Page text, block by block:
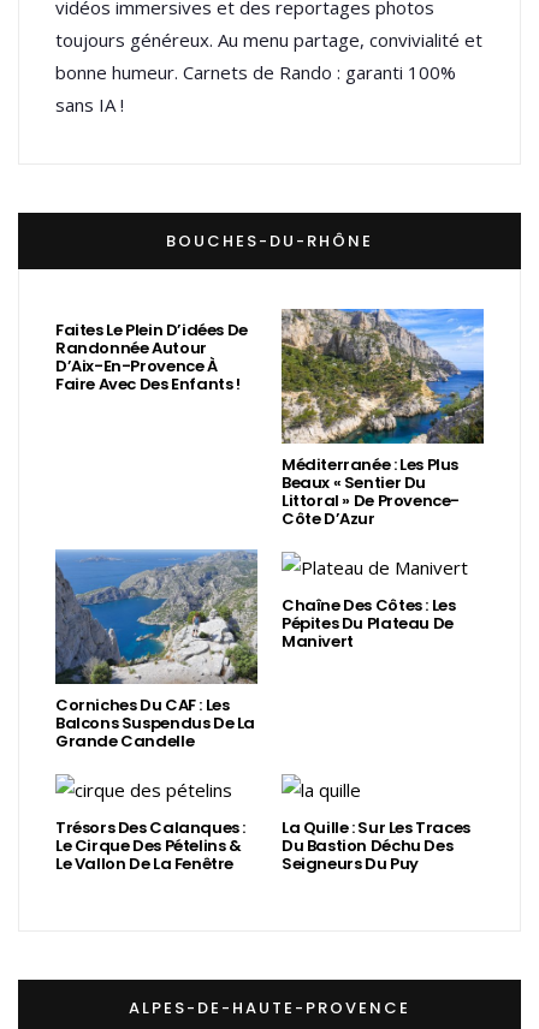
vidéos immersives et des reportages photos
toujours généreux. Au menu partage, convivialité et
bonne humeur. Carnets de Rando : garanti 100%
sans IA !
BOUCHES-DU-RHÔNE
Faites Le Plein D’idées De
Randonnée Autour
D’Aix-En-Provence À
Faire Avec Des Enfants !
Méditerranée : Les Plus
Beaux « Sentier Du
Littoral » De Provence-
Côte D’Azur
Corniches Du CAF : Les
Balcons Suspendus De La
Grande Candelle
Chaîne Des Côtes : Les
Pépites Du Plateau De
Manivert
Trésors Des Calanques :
Le Cirque Des Pételins &
Le Vallon De La Fenêtre
La Quille : Sur Les Traces
Du Bastion Déchu Des
Seigneurs Du Puy
ALPES-DE-HAUTE-PROVENCE